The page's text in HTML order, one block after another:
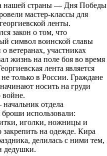
нашей страны — Дня Победы
мастер-классы для
ленты.
закон о том, что
символ воинской славы
ветеранах, участниках
жизнь на поле боя во время
лента является
только в России. Граждане
носить на груди
войне.
отдела
использовали:
иголки, ножницы и
на одежде. Кира
делилась с ними тем,
дедушки.